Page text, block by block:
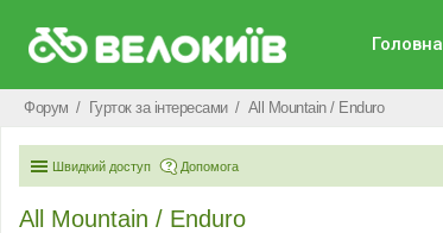
Головна
Форум Гурток за інтересами All Mountain / Enduro
Швидкий доступ Допомога
All Mountain / Enduro